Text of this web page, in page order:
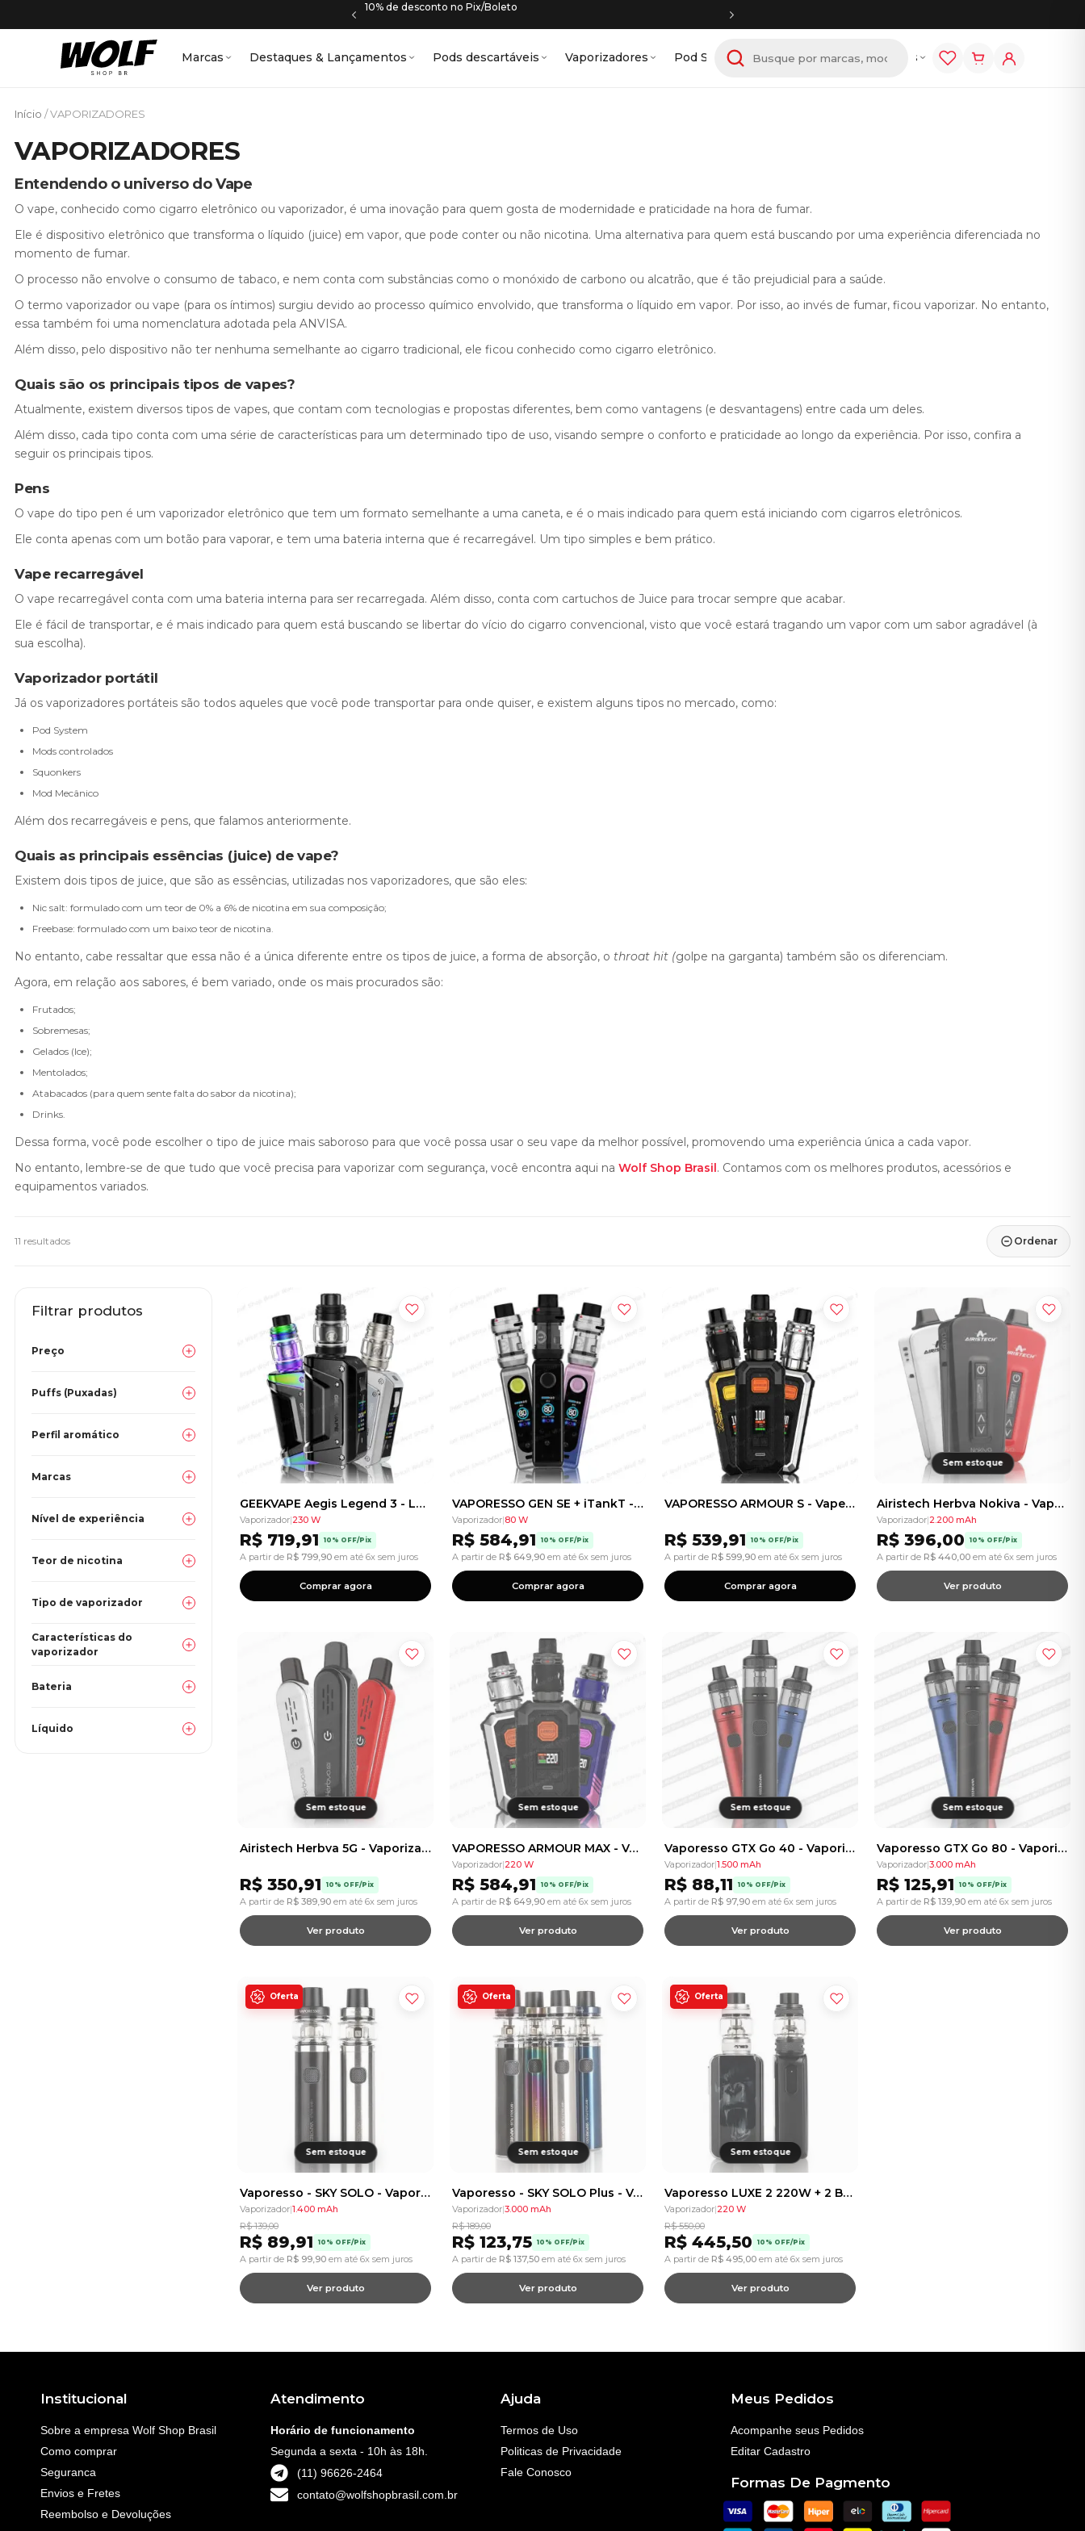
10% de desconto no Pix/Boleto
Marcas Destaques & Lançamentos Pods descartáveis Vaporizadores Pod System E-líquidos Acessórios
Início / VAPORIZADORES
VAPORIZADORES
Entendendo o universo do Vape
O vape, conhecido como cigarro eletrônico ou vaporizador, é uma inovação para quem gosta de modernidade e praticidade na hora de fumar.
Ele é dispositivo eletrônico que transforma o líquido (juice) em vapor, que pode conter ou não nicotina. Uma alternativa para quem está buscando por uma experiência diferenciada no
momento de fumar.
O processo não envolve o consumo de tabaco, e nem conta com substâncias como o monóxido de carbono ou alcatrão, que é tão prejudicial para a saúde.
O termo vaporizador ou vape (para os íntimos) surgiu devido ao processo químico envolvido, que transforma o líquido em vapor. Por isso, ao invés de fumar, ficou vaporizar. No entanto,
essa também foi uma nomenclatura adotada pela ANVISA.
Além disso, pelo dispositivo não ter nenhuma semelhante ao cigarro tradicional, ele ficou conhecido como cigarro eletrônico.
Quais são os principais tipos de vapes?
Atualmente, existem diversos tipos de vapes, que contam com tecnologias e propostas diferentes, bem como vantagens (e desvantagens) entre cada um deles.
Além disso, cada tipo conta com uma série de características para um determinado tipo de uso, visando sempre o conforto e praticidade ao longo da experiência. Por isso, confira a
seguir os principais tipos.
Pens
O vape do tipo pen é um vaporizador eletrônico que tem um formato semelhante a uma caneta, e é o mais indicado para quem está iniciando com cigarros eletrônicos.
Ele conta apenas com um botão para vaporar, e tem uma bateria interna que é recarregável. Um tipo simples e bem prático.
Vape recarregável
O vape recarregável conta com uma bateria interna para ser recarregada. Além disso, conta com cartuchos de Juice para trocar sempre que acabar.
Ele é fácil de transportar, e é mais indicado para quem está buscando se libertar do vício do cigarro convencional, visto que você estará tragando um vapor com um sabor agradável (à
sua escolha).
Vaporizador portátil
Já os vaporizadores portáteis são todos aqueles que você pode transportar para onde quiser, e existem alguns tipos no mercado, como:
Pod System
Mods controlados
Squonkers
Mod Mecânico
Além dos recarregáveis e pens, que falamos anteriormente.
Quais as principais essências (juice) de vape?
Existem dois tipos de juice, que são as essências, utilizadas nos vaporizadores, que são eles:
Nic salt: formulado com um teor de 0% a 6% de nicotina em sua composição;
Freebase: formulado com um baixo teor de nicotina.
No entanto, cabe ressaltar que essa não é a única diferente entre os tipos de juice, a forma de absorção, o throat hit (golpe na garganta) também são os diferenciam.
Agora, em relação aos sabores, é bem variado, onde os mais procurados são:
Frutados;
Sobremesas;
Gelados (Ice);
Mentolados;
Atabacados (para quem sente falta do sabor da nicotina);
Drinks.
Dessa forma, você pode escolher o tipo de juice mais saboroso para que você possa usar o seu vape da melhor possível, promovendo uma experiência única a cada vapor.
No entanto, lembre-se de que tudo que você precisa para vaporizar com segurança, você encontra aqui na Wolf Shop Brasil. Contamos com os melhores produtos, acessórios e
equipamentos variados.
11 resultados Ordenar
Filtrar produtos
Preço
Puffs (Puxadas)
Perfil aromático
Marcas
Nível de experiência
Teor de nicotina
Tipo de vaporizador
Características do
vaporizador
Bateria
Líquido
GEEKVAPE Aegis Legend 3 - L300 Vape - Kit com 2 Baterias
Vaporizador|230 W
R$ 719,91 10% OFF/Pix
A partir de R$ 799,90 em até 6x sem juros
Comprar agora
VAPORESSO GEN SE + iTankT - Vape - Kit com 1 Bateria
Vaporizador|80 W
R$ 584,91 10% OFF/Pix
A partir de R$ 649,90 em até 6x sem juros
Comprar agora
VAPORESSO ARMOUR S - Vape - Kit com 1 Bateria
R$ 539,91 10% OFF/Pix
A partir de R$ 599,90 em até 6x sem juros
Comprar agora
Sem estoque
Airistech Herbva Nokiva - Vaporizador de Ervas - 2200mAh
Vaporizador|2.200 mAh
R$ 396,00 10% OFF/Pix
A partir de R$ 440,00 em até 6x sem juros
Ver produto
Sem estoque
Airistech Herbva 5G - Vaporizador de Ervas - 1100mAh
R$ 350,91 10% OFF/Pix
A partir de R$ 389,90 em até 6x sem juros
Ver produto
Sem estoque
VAPORESSO ARMOUR MAX - Vape - Kit com 2 Baterias
Vaporizador|220 W
R$ 584,91 10% OFF/Pix
A partir de R$ 649,90 em até 6x sem juros
Ver produto
Sem estoque
Vaporesso GTX Go 40 - Vaporizador - 1500mAh
Vaporizador|1.500 mAh
R$ 88,11 10% OFF/Pix
A partir de R$ 97,90 em até 6x sem juros
Ver produto
Sem estoque
Vaporesso GTX Go 80 - Vaporizador - 3000mAh
Vaporizador|3.000 mAh
R$ 125,91 10% OFF/Pix
A partir de R$ 139,90 em até 6x sem juros
Ver produto
Oferta
Sem estoque
Vaporesso - SKY SOLO - Vaporizador Kit
Vaporizador|1.400 mAh
R$139,00
R$ 89,91 10% OFF/Pix
A partir de R$ 99,90 em até 6x sem juros
Ver produto
Oferta
Sem estoque
Vaporesso - SKY SOLO Plus - Vaporizador Kit
Vaporizador|3.000 mAh
R$189,00
R$ 123,75 10% OFF/Pix
A partir de R$ 137,50 em até 6x sem juros
Ver produto
Oferta
Sem estoque
Vaporesso LUXE 2 220W + 2 Baterias - Vaporizador Kit
Vaporizador|220 W
R$550,00
R$ 445,50 10% OFF/Pix
A partir de R$ 495,00 em até 6x sem juros
Ver produto
Institucional
Sobre a empresa Wolf Shop Brasil
Como comprar
Seguranca
Envios e Fretes
Reembolso e Devoluções
Atendimento
Horário de funcionamento
Segunda a sexta - 10h às 18h.
(11) 96626-2464
contato@wolfshopbrasil.com.br
Ajuda
Termos de Uso
Politicas de Privacidade
Fale Conosco
Meus Pedidos
Acompanhe seus Pedidos
Editar Cadastro
Formas De Pagmento